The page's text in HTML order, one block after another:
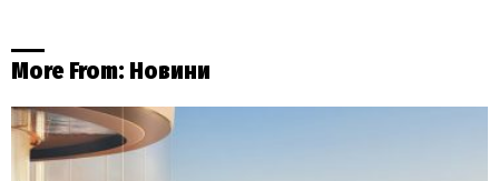
More From: Новини